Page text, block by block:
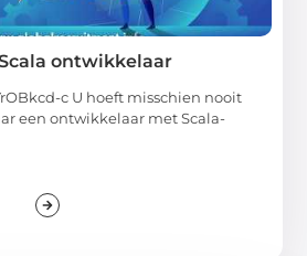
ontwikkelaar
c U hoeft misschien nooit
een ontwikkelaar met Scala-